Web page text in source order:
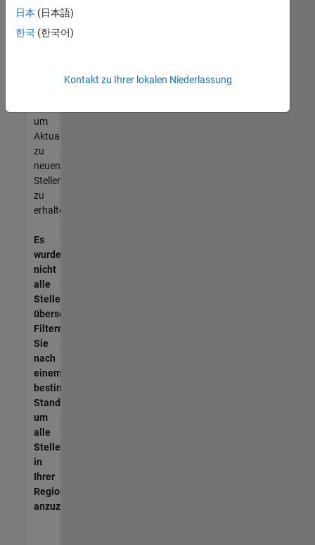
entsprechen,
werden
unseres
um
Aktualisierungen
zu
neuen
Stellenangeboten
zu
erhalten.
Es
wurden
nicht
alle
Stellen
übersetzt.
Filtern
Sie
nach
einem
bestimmten
Standort,
um
alle
Stellenangebote
in
Ihrer
Region
anzuzeigen.
日本 (日本語)
한국 (한국어)
Kontakt zu Ihrer lokalen Niederlassung